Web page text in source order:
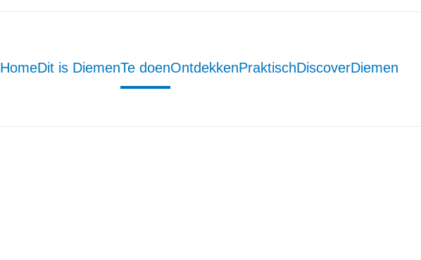
HomeDit is DiemenTe doenOntdekkenPraktischDiscoverDiemen